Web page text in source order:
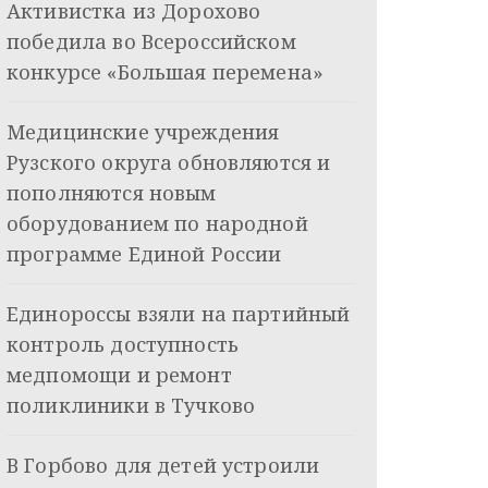
Активистка из Дорохово
победила во Всероссийском
конкурсе «Большая перемена»
Медицинские учреждения
Рузского округа обновляются и
пополняются новым
оборудованием по народной
программе Единой России
Единороссы взяли на партийный
контроль доступность
медпомощи и ремонт
поликлиники в Тучково
В Горбово для детей устроили